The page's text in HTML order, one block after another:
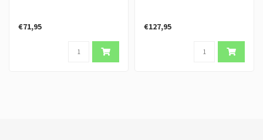
€71,95 €127,95